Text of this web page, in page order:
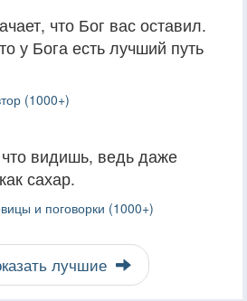
что Бог вас оставил.
у Бога есть лучший путь
(1000+)
видишь, ведь даже
сахар.
и поговорки (1000+)
лучшие